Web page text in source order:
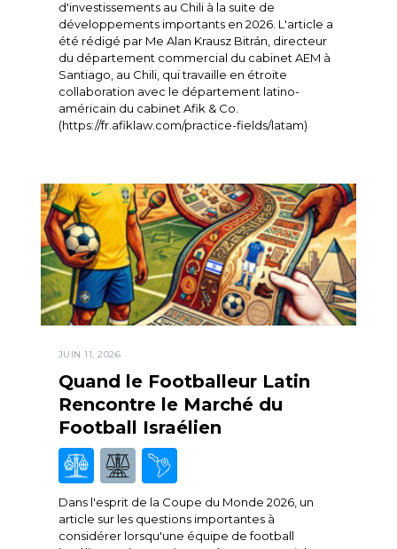
d'investissements au Chili à la suite de
développements importants en 2026. L'article a
été rédigé par Me Alan Krausz Bitrán, directeur
du département commercial du cabinet AEM à
Santiago, au Chili, qui travaille en étroite
collaboration avec le département latino-
américain du cabinet Afik & Co.
(https://fr.afiklaw.com/practice-fields/latam)
JUIN 11, 2026
Quand le Footballeur Latin
Rencontre le Marché du
Football Israélien
Dans l'esprit de la Coupe du Monde 2026, un
article sur les questions importantes à
considérer lorsqu'une équipe de football